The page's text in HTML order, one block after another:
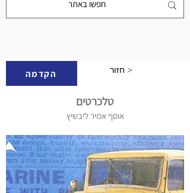
הקדמה חזור >
טלכרטים
אוסף אמיר ליבשיץ